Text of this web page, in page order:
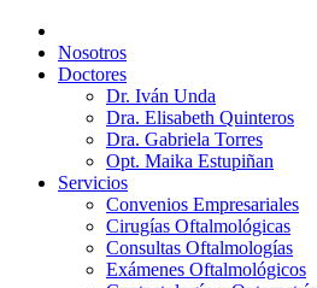
Nosotros
Doctores
Dr. Iván Unda
Dra. Elisabeth Quinteros
Dra. Gabriela Torres
Opt. Maika Estupiñan
Servicios
Convenios Empresariales
Cirugías Oftalmológicas
Consultas Oftalmologías
Exámenes Oftalmológicos